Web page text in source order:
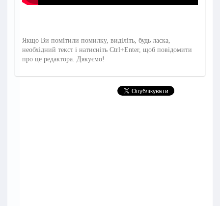
Якщо Ви помітили помилку, виділіть, будь ласка,
необхідний текст і натисніть Ctrl+Enter, щоб повідомити
про це редактора. Дякуємо!